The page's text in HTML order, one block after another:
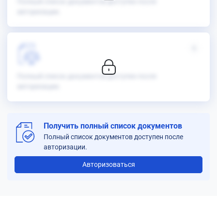
Полный список документов доступен после
Получить полный список документов
Полный список документов доступен после
авторизации.
Авторизоваться